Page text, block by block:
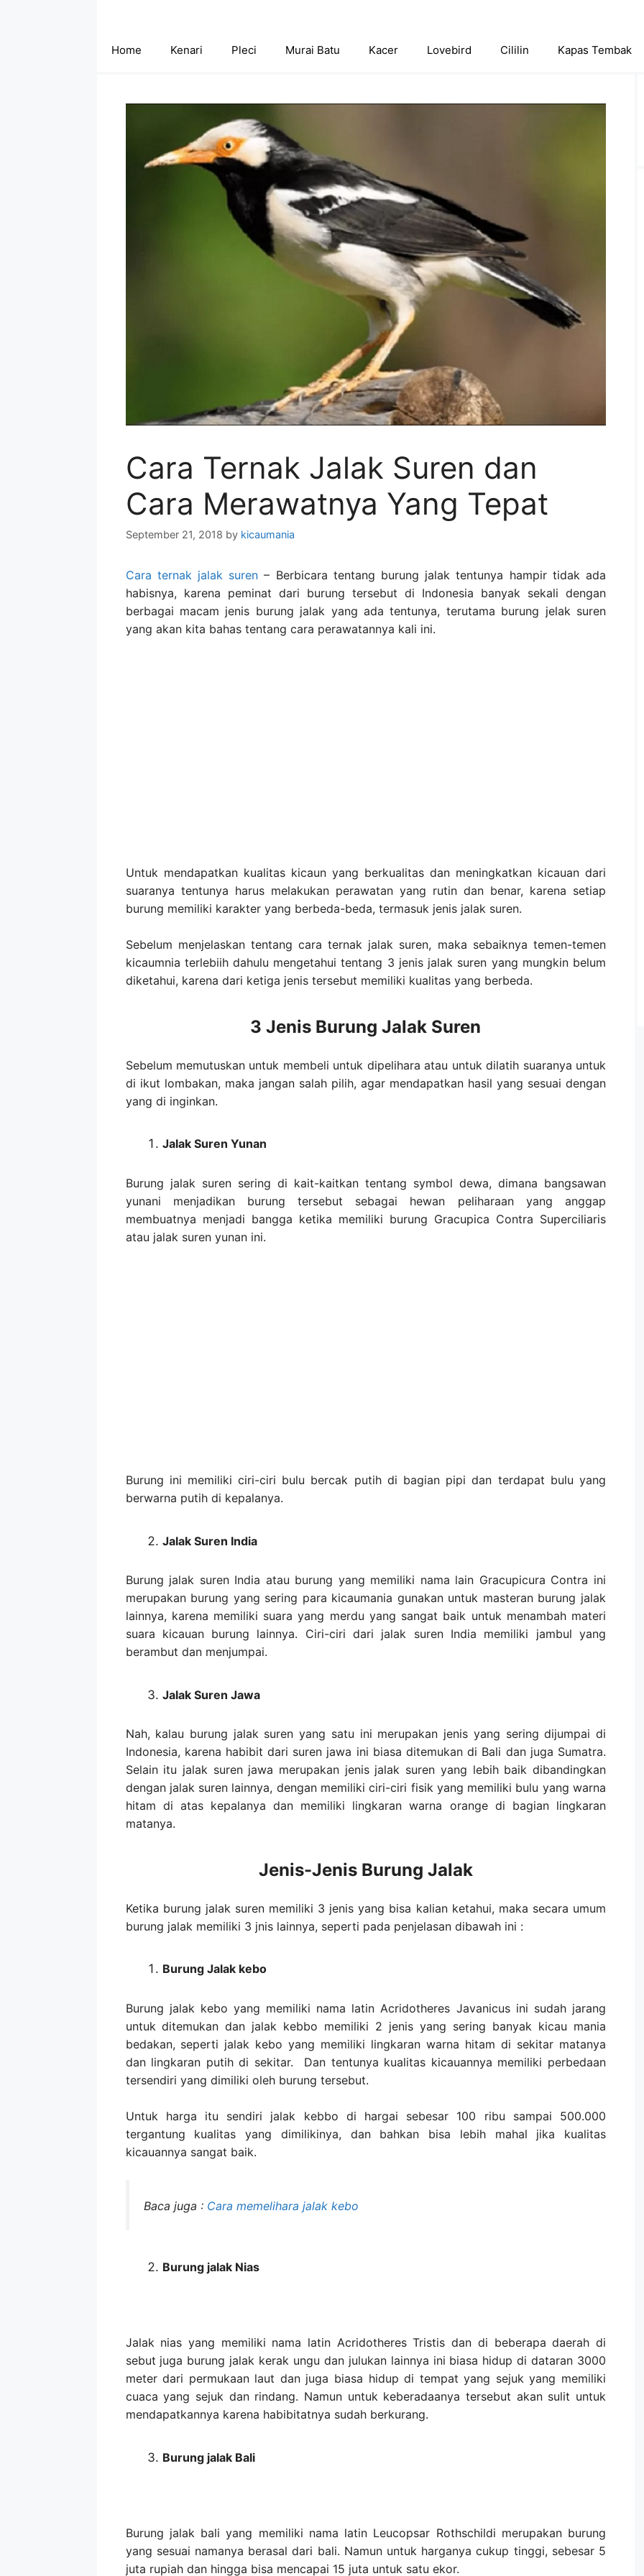
Home Kenari Pleci Murai Batu Kacer Lovebird Cililin Kapas Tembak
Cara Ternak Jalak Suren dan
Cara Merawatnya Yang Tepat
September 21, 2018 by kicaumania
Cara ternak jalak suren – Berbicara tentang burung jalak tentunya hampir tidak ada
habisnya, karena peminat dari burung tersebut di Indonesia banyak sekali dengan
berbagai macam jenis burung jalak yang ada tentunya, terutama burung jelak suren
yang akan kita bahas tentang cara perawatannya kali ini.
Untuk mendapatkan kualitas kicaun yang berkualitas dan meningkatkan kicauan dari
suaranya tentunya harus melakukan perawatan yang rutin dan benar, karena setiap
burung memiliki karakter yang berbeda-beda, termasuk jenis jalak suren.
Sebelum menjelaskan tentang cara ternak jalak suren, maka sebaiknya temen-temen
kicaumnia terlebiih dahulu mengetahui tentang 3 jenis jalak suren yang mungkin belum
diketahui, karena dari ketiga jenis tersebut memiliki kualitas yang berbeda.
3 Jenis Burung Jalak Suren
Sebelum memutuskan untuk membeli untuk dipelihara atau untuk dilatih suaranya untuk
di ikut lombakan, maka jangan salah pilih, agar mendapatkan hasil yang sesuai dengan
yang di inginkan.
Jalak Suren Yunan
Burung jalak suren sering di kait-kaitkan tentang symbol dewa, dimana bangsawan
yunani menjadikan burung tersebut sebagai hewan peliharaan yang anggap
membuatnya menjadi bangga ketika memiliki burung Gracupica Contra Superciliaris
atau jalak suren yunan ini.
Burung ini memiliki ciri-ciri bulu bercak putih di bagian pipi dan terdapat bulu yang
berwarna putih di kepalanya.
Jalak Suren India
Burung jalak suren India atau burung yang memiliki nama lain Gracupicura Contra ini
merupakan burung yang sering para kicaumania gunakan untuk masteran burung jalak
lainnya, karena memiliki suara yang merdu yang sangat baik untuk menambah materi
suara kicauan burung lainnya. Ciri-ciri dari jalak suren India memiliki jambul yang
berambut dan menjumpai.
Jalak Suren Jawa
Nah, kalau burung jalak suren yang satu ini merupakan jenis yang sering dijumpai di
Indonesia, karena habibit dari suren jawa ini biasa ditemukan di Bali dan juga Sumatra.
Selain itu jalak suren jawa merupakan jenis jalak suren yang lebih baik dibandingkan
dengan jalak suren lainnya, dengan memiliki ciri-ciri fisik yang memiliki bulu yang warna
hitam di atas kepalanya dan memiliki lingkaran warna orange di bagian lingkaran
matanya.
Jenis-Jenis Burung Jalak
Ketika burung jalak suren memiliki 3 jenis yang bisa kalian ketahui, maka secara umum
burung jalak memiliki 3 jnis lainnya, seperti pada penjelasan dibawah ini :
Burung Jalak kebo
Burung jalak kebo yang memiliki nama latin Acridotheres Javanicus ini sudah jarang
untuk ditemukan dan jalak kebbo memiliki 2 jenis yang sering banyak kicau mania
bedakan, seperti jalak kebo yang memiliki lingkaran warna hitam di sekitar matanya
dan lingkaran putih di sekitar. Dan tentunya kualitas kicauannya memiliki perbedaan
tersendiri yang dimiliki oleh burung tersebut.
Untuk harga itu sendiri jalak kebbo di hargai sebesar 100 ribu sampai 500.000
tergantung kualitas yang dimilikinya, dan bahkan bisa lebih mahal jika kualitas
kicauannya sangat baik.
Baca juga : Cara memelihara jalak kebo
Burung jalak Nias
Jalak nias yang memiliki nama latin Acridotheres Tristis dan di beberapa daerah di
sebut juga burung jalak kerak ungu dan julukan lainnya ini biasa hidup di dataran 3000
meter dari permukaan laut dan juga biasa hidup di tempat yang sejuk yang memiliki
cuaca yang sejuk dan rindang. Namun untuk keberadaanya tersebut akan sulit untuk
mendapatkannya karena habibitatnya sudah berkurang.
Burung jalak Bali
Burung jalak bali yang memiliki nama latin Leucopsar Rothschildi merupakan burung
yang sesuai namanya berasal dari bali. Namun untuk harganya cukup tinggi, sebesar 5
juta rupiah dan hingga bisa mencapai 15 juta untuk satu ekor.